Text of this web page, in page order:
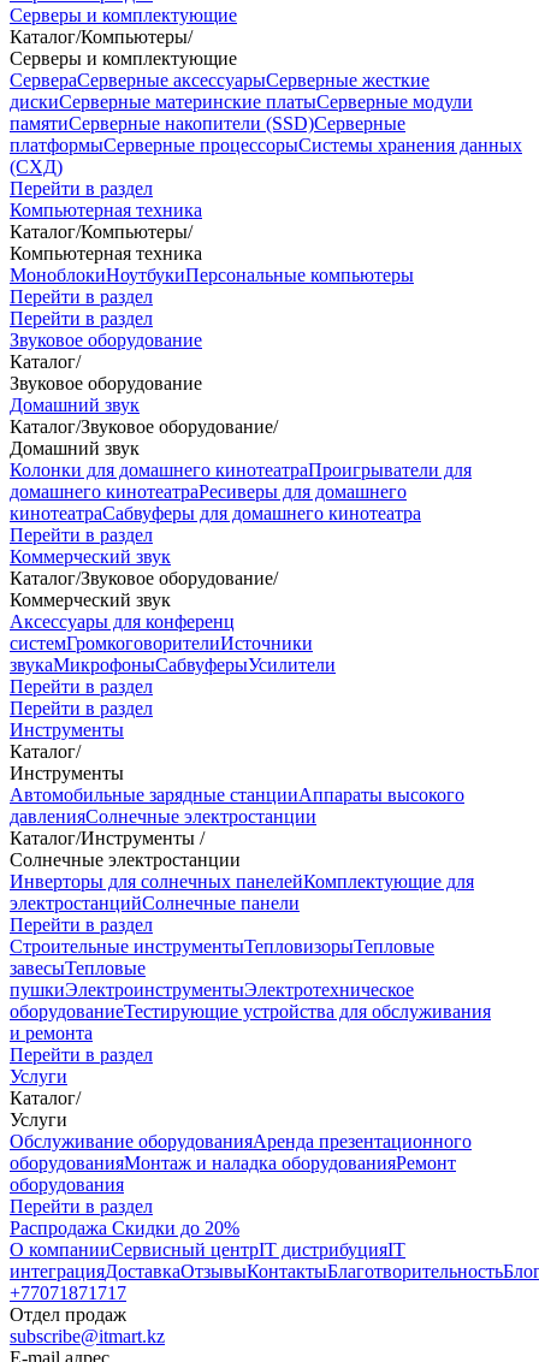
Серверы и комплектующие
Каталог/Компьютеры/
Серверы и комплектующие
СервераСерверные аксессуарыСерверные жесткие
дискиСерверные материнские платыСерверные модули
памятиСерверные накопители (SSD)Серверные
платформыСерверные процессорыСистемы хранения данных
(СХД)
Перейти в раздел
Компьютерная техника
Каталог/Компьютеры/
Компьютерная техника
МоноблокиНоутбукиПерсональные компьютеры
Перейти в раздел
Перейти в раздел
Звуковое оборудование
Каталог/
Звуковое оборудование
Домашний звук
Каталог/Звуковое оборудование/
Домашний звук
Колонки для домашнего кинотеатраПроигрыватели для
домашнего кинотеатраРесиверы для домашнего
кинотеатраСабвуферы для домашнего кинотеатра
Перейти в раздел
Коммерческий звук
Каталог/Звуковое оборудование/
Коммерческий звук
Аксессуары для конференц
системГромкоговорителиИсточники
звукаМикрофоныСабвуферыУсилители
Перейти в раздел
Перейти в раздел
Инструменты
Каталог/
Инструменты
Автомобильные зарядные станцииАппараты высокого
давленияСолнечные электростанции
Каталог/Инструменты /
Солнечные электростанции
Инверторы для солнечных панелейКомплектующие для
электростанцийСолнечные панели
Перейти в раздел
Строительные инструментыТепловизорыТепловые
завесыТепловые
пушкиЭлектроинструментыЭлектротехническое
оборудованиеТестирующие устройства для обслуживания
и ремонта
Перейти в раздел
Услуги
Каталог/
Услуги
Oбслуживание оборудованияАренда презентационного
оборудованияМонтаж и наладка оборудованияРемонт
оборудования
Перейти в раздел
Распродажа Скидки до 20%
О компанииСервисный центрIT дистрибуцияIT
интеграцияДоставкаОтзывыКонтактыБлаготворительность
+77071871717
Отдел продаж
subscribe@itmart.kz
E-mail адрес